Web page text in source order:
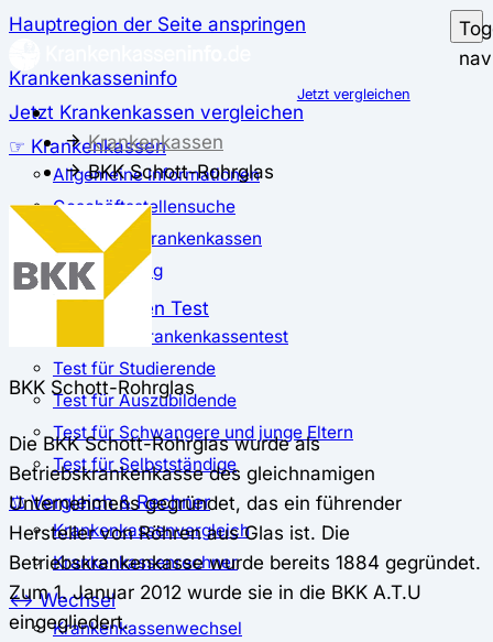
Hauptregion der Seite anspringen
Krankenkasseninfo
Jetzt Krankenkassen vergleichen
☞ Krankenkassen
Allgemeine Informationen
Geschäftsstellensuche
günstigste Krankenkassen
Zusatzbeitrag
✅ Krankenkassen Test
Der große Krankenkassentest
Test für Studierende
Test für Auszubildende
Test für Schwangere und junge Eltern
Test für Selbstständige
⚖️ Vergleich & Rechner
Krankenkassenvergleich
Krankenkassenrechner
↔ Wechsel
Krankenkassenwechsel
Jetzt vergleichen
Krankenkassen
BKK Schott-Rohrglas
BKK Schott-Rohrglas
Die BKK Schott-Rohrglas wurde als
Betriebskrankenkasse des gleichnamigen
Unternehmens gegründet, das ein führender
Hersteller von Röhren aus Glas ist. Die
Betriebskrankenkasse wurde bereits 1884 gegründet.
Zum 1. Januar 2012 wurde sie in die BKK A.T.U
eingegliedert.